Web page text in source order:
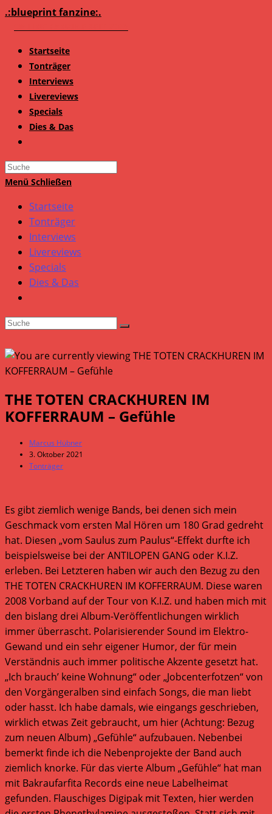
Zum
.:blueprint fanzine:.
Startseite
Tonträger
Interviews
Livereviews
Specials
Dies & Das
Search
this
Menü Schließen
Startseite
Tonträger
Interviews
Livereviews
Specials
Dies & Das
THE TOTEN CRACKHUREN IM
KOFFERRAUM – Gefühle
Beitrags-
Autor:
Marcus Hübner
Beitrag
veröffentlicht:
3. Oktober 2021
Beitrags-
Tonträger
Es gibt ziemlich wenige Bands, bei denen sich mein
Geschmack vom ersten Mal Hören um 180 Grad gedreht
hat. Diesen „vom Saulus zum Paulus“-Effekt durfte ich
beispielsweise bei der ANTILOPEN GANG oder K.I.Z.
erleben. Bei Letzteren haben wir auch den Bezug zu den
THE TOTEN CRACKHUREN IM KOFFERRAUM. Diese waren
2008 Vorband auf der Tour von K.I.Z. und haben mich mit
den bislang drei Album-Veröffentlichungen wirklich
immer überrascht. Polarisierender Sound im Elektro-
Gewand und ein sehr eigener Humor, der für mein
Verständnis auch immer politische Akzente gesetzt hat.
„Ich brauch’ keine Wohnung“ oder „Jobcenterfotzen“ von
den Vorgängeralben sind einfach Songs, die man liebt
oder hasst. Ich habe damals, wie eingangs geschrieben,
wirklich etwas Zeit gebraucht, um hier (Achtung: Bezug
zum neuen Album) „Gefühle“ aufzubauen. Nebenbei
bemerkt finde ich die Nebenprojekte der Band auch
ziemlich knorke. Für das vierte Album „Gefühle“ hat man
mit Bakraufarfita Records eine neue Labelheimat
gefunden. Flauschiges Digipak mit Texten, hier werden